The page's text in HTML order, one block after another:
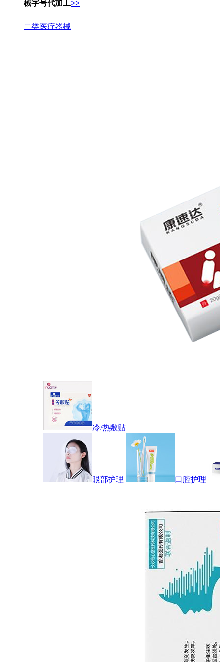
械字号代加工>>
二类医疗器械
冷/热敷贴
眼部护理 口腔护理